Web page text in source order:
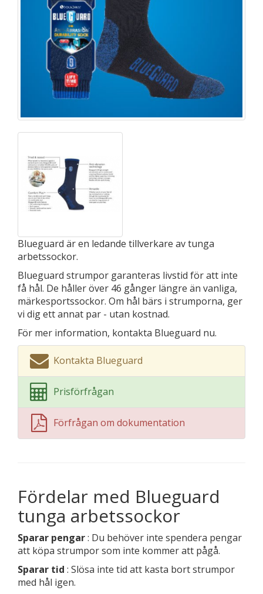
Blueguard är en ledande tillverkare av tunga
arbetssockor.
Blueguard strumpor garanteras livstid för att inte
få hål. De håller över 46 gånger längre än vanliga,
märkesportssockor. Om hål bärs i strumporna, ger
vi dig ett annat par - utan kostnad.
För mer information, kontakta Blueguard nu.
Kontakta Blueguard
Prisförfrågan
Förfrågan om dokumentation
Fördelar med Blueguard
tunga arbetssockor
Sparar pengar: Du behöver inte spendera pengar
att köpa strumpor som inte kommer att pågå.
Sparar tid : Slösa inte tid att kasta bort strumpor
med hål igen.